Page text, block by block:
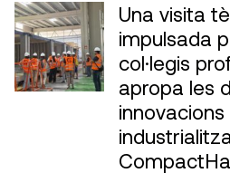
Una visita
impulsada
col·legis
apropa les